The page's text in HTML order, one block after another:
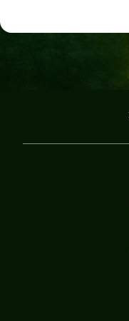
大厅地图上标记地点。
将发送到您的电子邮件